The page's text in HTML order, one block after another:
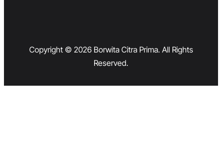
Copyright © 2026 Borwita Citra Prima. All Rights
Reserved.